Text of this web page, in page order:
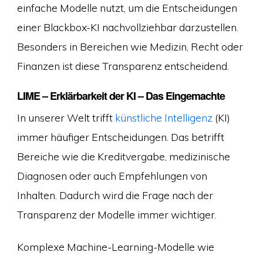
einfache Modelle nutzt, um die Entscheidungen
einer Blackbox-KI nachvollziehbar darzustellen.
Besonders in Bereichen wie Medizin, Recht oder
Finanzen ist diese Transparenz entscheidend.
LIME – Erklärbarkeit der KI – Das Eingemachte
In unserer Welt trifft künstliche Intelligenz (KI)
immer häufiger Entscheidungen. Das betrifft
Bereiche wie die Kreditvergabe, medizinische
Diagnosen oder auch Empfehlungen von
Inhalten. Dadurch wird die Frage nach der
Transparenz der Modelle immer wichtiger.
Komplexe Machine-Learning-Modelle wie